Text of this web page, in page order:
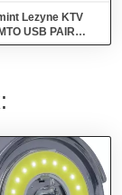
Lezyne KTV
USB PAIR
szett, kék,